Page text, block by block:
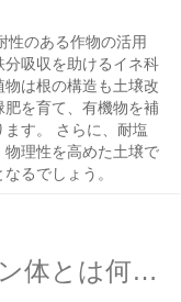
性のある作物の活用
吸収を助けるイネ科
は根の構造も土壌改
を育て、有機物を補
す。 さらに、耐塩
理性を高めた土壌で
るでしょう。
巷でよく見聞きするプリン体とは何か？